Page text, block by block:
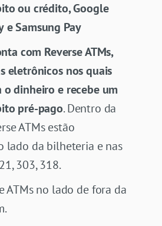
ou crédito, Google
e Samsung Pay
com Reverse ATMs,
eletrônicos nos quais
o dinheiro e recebe um
pré-pago. Dentro da
ATMs estão
lado da bilheteria e nas
303, 318.
ATMs no lado de fora da